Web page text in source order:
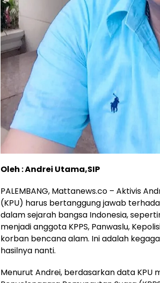
Oleh : Andrei Utama,SIP
PALEMBANG, Mattanews.co – Aktivis
(KPU) harus bertanggung jawab
dalam sejarah bangsa Indonesia,
menjadi anggota KPPS, Panwaslu,
korban bencana alam. Ini adalah
hasilnya nanti.
Menurut Andrei, berdasarkan data